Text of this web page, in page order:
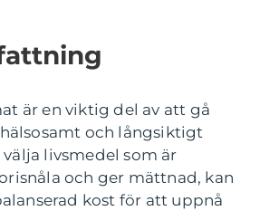
är en viktig del av att gå
och långsiktigt
livsmedel som är
och ger mättnad, kan
kost för att uppnå